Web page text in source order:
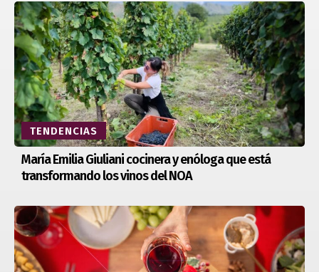
TENDENCIAS
María Emilia Giuliani cocinera y enóloga que está
transformando los vinos del NOA